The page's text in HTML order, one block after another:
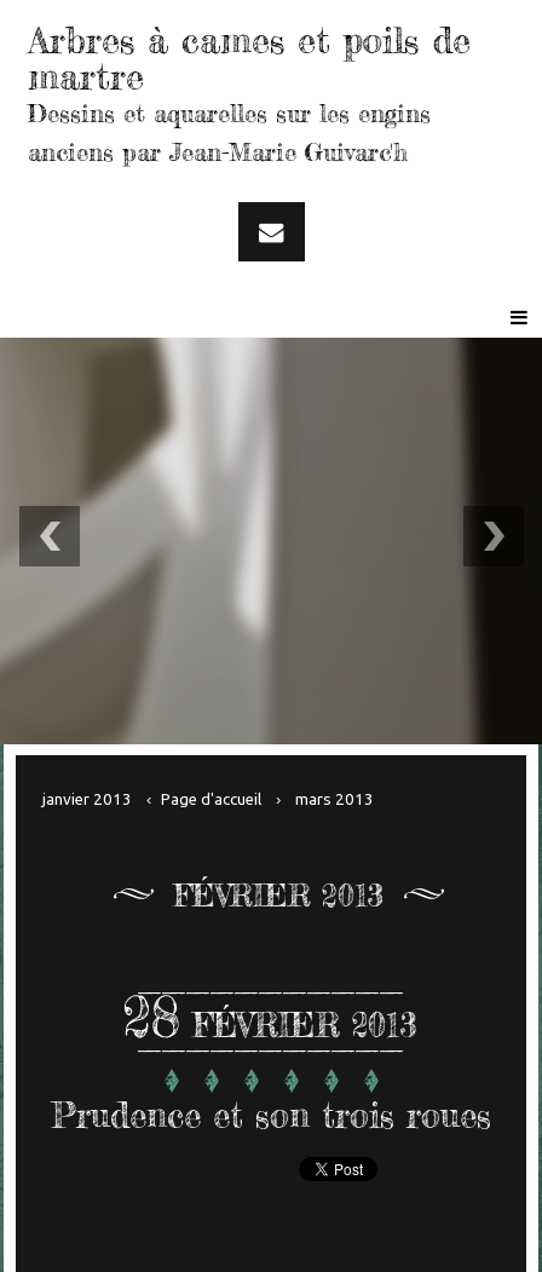
Arbres à cames et poils de
martre
Dessins et aquarelles sur les engins
anciens par Jean-Marie Guivarc'h
janvier 2013 Page d'accueil mars 2013
FÉVRIER 2013
28 FÉVRIER 2013
Prudence et son trois roues